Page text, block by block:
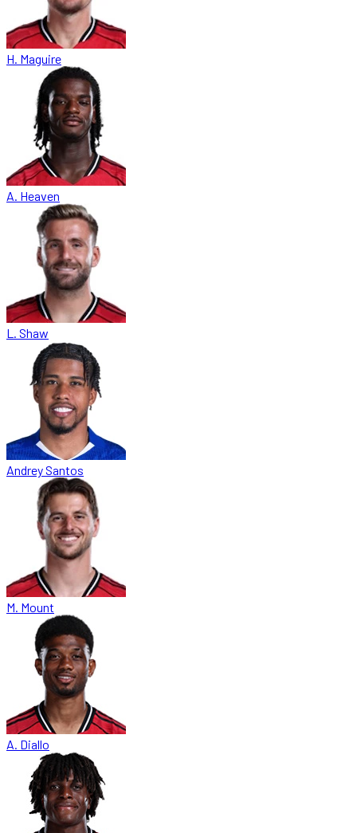
H. Maguire
A. Heaven
L. Shaw
Andrey Santos
M. Mount
A. Diallo